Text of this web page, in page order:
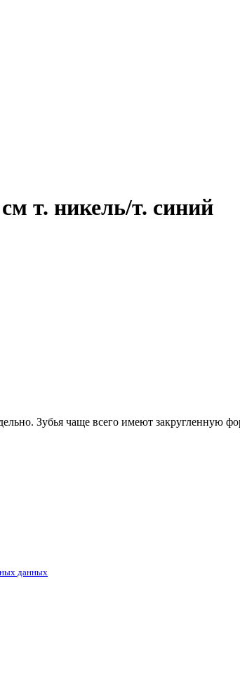
т. никель/т. синий
Зубья чаще всего имеют закругленную
данных